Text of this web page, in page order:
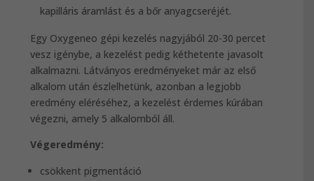
kapilláris áramlást és a bőr anyagcseréjét.
Egy Oxygeneo gépi kezelés nagyjából 20-30 percet
vesz igénybe, a kezelést pedig kéthetente javasolt
alkalmazni. Látványos eredményeket már az első
alkalom után észlelhetünk, azonban a legjobb
eredmény eléréséhez, a kezelést érdemes kúrában
végezni, amely 5 alkalomból áll.
Végeredmény:
csökkent pigmentáció